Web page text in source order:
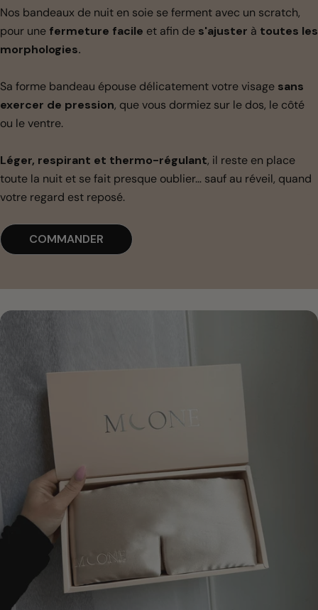
Nos bandeaux de nuit en soie se ferment avec un scratch,
pour une fermeture facile et afin de s'ajuster à toutes les
morphologies.
Sa forme bandeau épouse délicatement votre visage sans
exercer de pression, que vous dormiez sur le dos, le côté
ou le ventre.
Léger, respirant et thermo-régulant, il reste en place
toute la nuit et se fait presque oublier… sauf au réveil, quand
votre regard est reposé.
COMMANDER